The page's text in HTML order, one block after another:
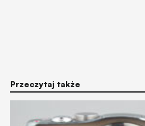
Przeczytaj także